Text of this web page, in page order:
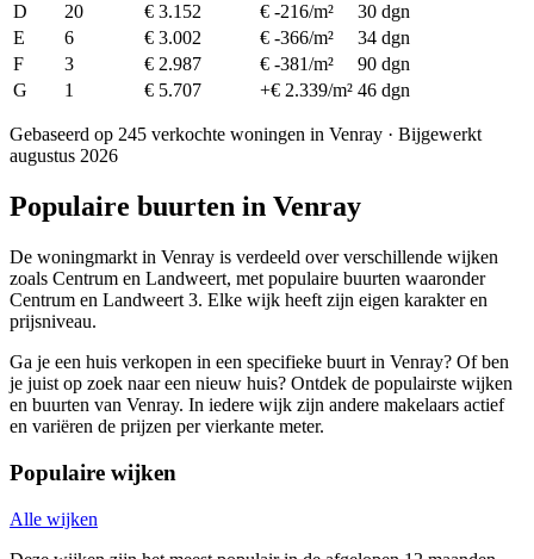
D
20 € 3.152 € -216/m²
30 dgn
E
6 € 3.002 € -366/m²
34 dgn
F
3 € 2.987 € -381/m²
90 dgn
G
1 € 5.707 +€ 2.339/m² 46 dgn
Gebaseerd op 245 verkochte woningen in Venray · Bijgewerkt
augustus 2026
Populaire buurten in Venray
De woningmarkt in Venray is verdeeld over verschillende wijken
zoals Centrum en Landweert, met populaire buurten waaronder
Centrum en Landweert 3. Elke wijk heeft zijn eigen karakter en
prijsniveau.
Ga je een huis verkopen in een specifieke buurt in Venray? Of ben
je juist op zoek naar een nieuw huis? Ontdek de populairste wijken
en buurten van Venray. In iedere wijk zijn andere makelaars actief
en variëren de prijzen per vierkante meter.
Populaire wijken
Alle wijken